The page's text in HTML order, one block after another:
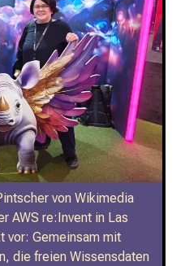
von Wikimedia
AWS re:Invent in Las
vor: Gemeinsam mit
die freien Wissensdaten